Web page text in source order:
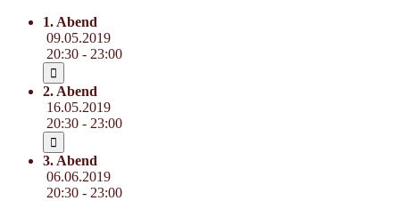
1. Abend
09.05.2019
20:30 - 23:00
2. Abend
16.05.2019
20:30 - 23:00
3. Abend
06.06.2019
20:30 - 23:00